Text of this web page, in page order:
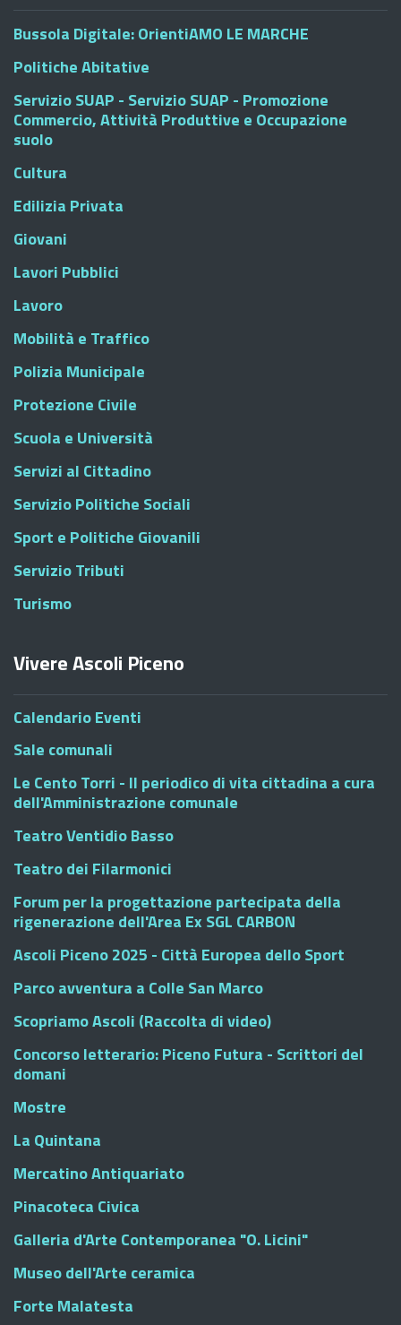
Bussola Digitale: OrientiAMO LE MARCHE
Politiche Abitative
Servizio SUAP - Servizio SUAP - Promozione
Commercio, Attività Produttive e Occupazione
suolo
Cultura
Edilizia Privata
Giovani
Lavori Pubblici
Lavoro
Mobilità e Traffico
Polizia Municipale
Protezione Civile
Scuola e Università
Servizi al Cittadino
Servizio Politiche Sociali
Sport e Politiche Giovanili
Servizio Tributi
Turismo
Vivere Ascoli Piceno
Calendario Eventi
Sale comunali
Le Cento Torri - Il periodico di vita cittadina a cura
dell'Amministrazione comunale
Teatro Ventidio Basso
Teatro dei Filarmonici
Forum per la progettazione partecipata della
rigenerazione dell'Area Ex SGL CARBON
Ascoli Piceno 2025 - Città Europea dello Sport
Parco avventura a Colle San Marco
Scopriamo Ascoli (Raccolta di video)
Concorso letterario: Piceno Futura - Scrittori del
domani
Mostre
La Quintana
Mercatino Antiquariato
Pinacoteca Civica
Galleria d'Arte Contemporanea "O. Licini"
Museo dell'Arte ceramica
Forte Malatesta